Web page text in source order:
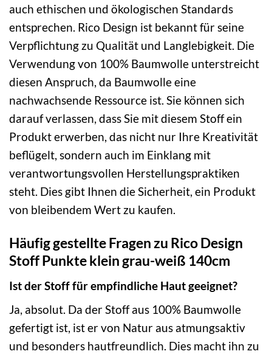
auch ethischen und ökologischen Standards
entsprechen. Rico Design ist bekannt für seine
Verpflichtung zu Qualität und Langlebigkeit. Die
Verwendung von 100% Baumwolle unterstreicht
diesen Anspruch, da Baumwolle eine
nachwachsende Ressource ist. Sie können sich
darauf verlassen, dass Sie mit diesem Stoff ein
Produkt erwerben, das nicht nur Ihre Kreativität
beflügelt, sondern auch im Einklang mit
verantwortungsvollen Herstellungspraktiken
steht. Dies gibt Ihnen die Sicherheit, ein Produkt
von bleibendem Wert zu kaufen.
Häufig gestellte Fragen zu Rico Design
Stoff Punkte klein grau-weiß 140cm
Ist der Stoff für empfindliche Haut geeignet?
Ja, absolut. Da der Stoff aus 100% Baumwolle
gefertigt ist, ist er von Natur aus atmungsaktiv
und besonders hautfreundlich. Dies macht ihn zu